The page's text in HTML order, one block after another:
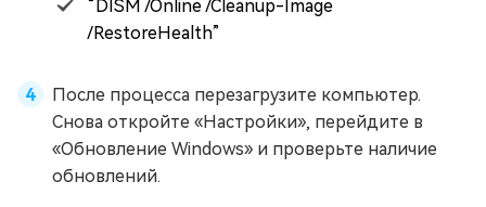
“DISM /Online /Cleanup-Image
/RestoreHealth”
После процесса перезагрузите компьютер.
Снова откройте «Настройки», перейдите в
«Обновление Windows» и проверьте наличие
обновлений.